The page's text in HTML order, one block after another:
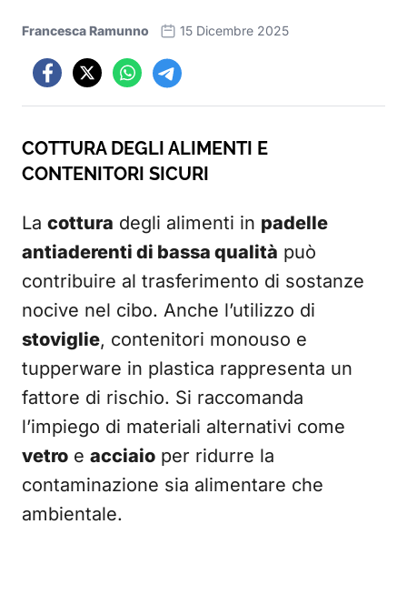
Francesca Ramunno 15 Dicembre 2025
COTTURA DEGLI ALIMENTI E
CONTENITORI SICURI
La cottura degli alimenti in padelle
antiaderenti di bassa qualità può
contribuire al trasferimento di sostanze
nocive nel cibo. Anche l’utilizzo di
stoviglie, contenitori monouso e
tupperware in plastica rappresenta un
fattore di rischio. Si raccomanda
l’impiego di materiali alternativi come
vetro e acciaio per ridurre la
contaminazione sia alimentare che
ambientale.